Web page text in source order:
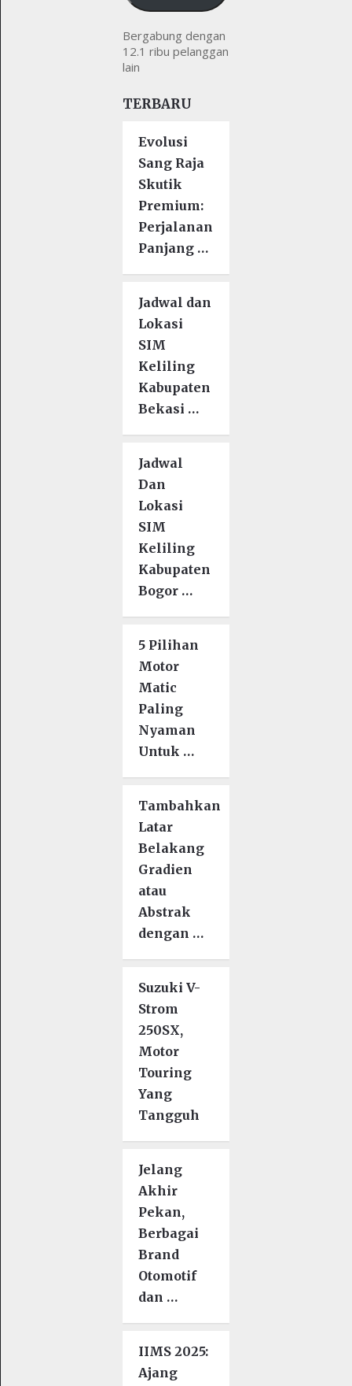
Bergabung dengan
12.1 ribu pelanggan
lain
TERBARU
Evolusi
Sang Raja
Skutik
Premium:
Perjalanan
Panjang …
Jadwal dan
Lokasi
SIM
Keliling
Kabupaten
Bekasi …
Jadwal
Dan
Lokasi
SIM
Keliling
Kabupaten
Bogor …
5 Pilihan
Motor
Matic
Paling
Nyaman
Untuk …
Tambahkan
Latar
Belakang
Gradien
atau
Abstrak
dengan …
Suzuki V-
Strom
250SX,
Motor
Touring
Yang
Tangguh
Jelang
Akhir
Pekan,
Berbagai
Brand
Otomotif
dan …
IIMS 2025:
Ajang